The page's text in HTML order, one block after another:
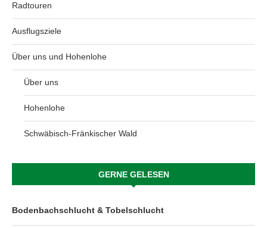
Radtouren
Ausflugsziele
Über uns und Hohenlohe
Über uns
Hohenlohe
Schwäbisch-Fränkischer Wald
GERNE GELESEN
Bodenbachschlucht & Tobelschlucht